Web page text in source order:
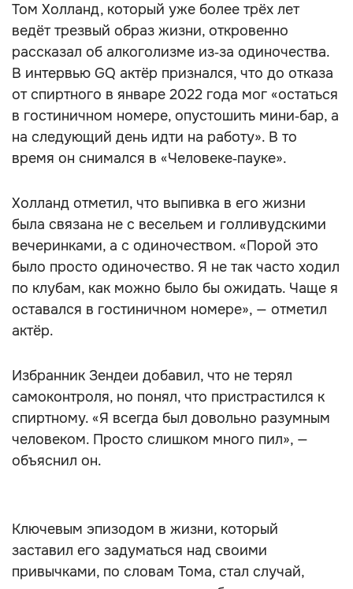
Том Холланд, который уже более трёх лет
ведёт трезвый образ жизни, откровенно
рассказал об алкоголизме из‑за одиночества.
В интервью GQ актёр признался, что до отказа
от спиртного в январе 2022 года мог «остаться
в гостиничном номере, опустошить мини‑бар, а
на следующий день идти на работу». В то
время он снимался в «Человеке‑пауке».
Холланд отметил, что выпивка в его жизни
была связана не с весельем и голливудскими
вечеринками, а с одиночеством. «Порой это
было просто одиночество. Я не так часто ходил
по клубам, как можно было бы ожидать. Чаще я
оставался в гостиничном номере», — отметил
актёр.
Избранник Зендеи добавил, что не терял
самоконтроля, но понял, что пристрастился к
спиртному. «Я всегда был довольно разумным
человеком. Просто слишком много пил», —
объяснил он.
Ключевым эпизодом в жизни, который
заставил его задуматься над своими
привычками, по словам Тома, стал случай,